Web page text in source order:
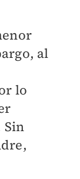
al
lo
Sin